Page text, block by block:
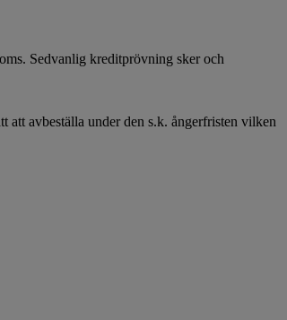
Sedvanlig kreditprövning sker och
att avbeställa under den s.k. ångerfristen vilken